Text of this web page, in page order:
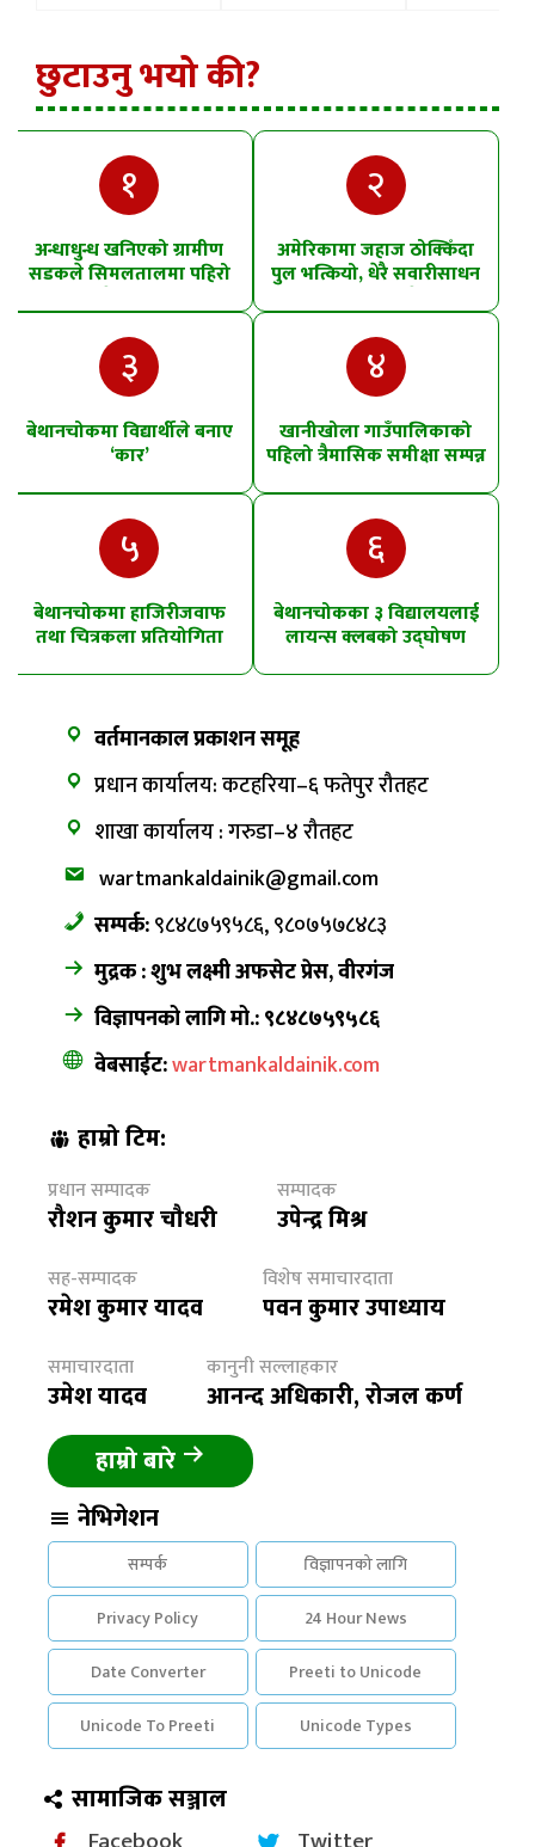
छुटाउनु भयो की?
१
अन्धाधुन्ध खनिएको ग्रामीण
सडकले सिमलतालमा पहिरो
२
अमेरिकामा जहाज ठोक्किँदा
पुल भत्कियो, धेरै सवारीसाधन
३
बेथानचोकमा विद्यार्थीले बनाए
‘कार’
४
खानीखोला गाउँपालिकाको
पहिलो त्रैमासिक समीक्षा सम्पन्न
५
बेथानचोकमा हाजिरीजवाफ
तथा चित्रकला प्रतियोगिता
६
बेथानचोकका ३ विद्यालयलाई
लायन्स क्लबको उद्घोषण
वर्तमानकाल प्रकाशन समूह
प्रधान कार्यालय: कटहरिया–६ फतेपुर रौतहट
शाखा कार्यालय : गरुडा–४ रौतहट
wartmankaldainik@gmail.com
सम्पर्क:९८४८७५९५८६, ९८०७५७८४८३
मुद्रक : शुभ लक्ष्मी अफसेट प्रेस, वीरगंज
विज्ञापनको लागि मो.: ९८४८७५९५८६
वेबसाईट:wartmankaldainik.com
हाम्रो टिम:
प्रधान सम्पादक
रौशन कुमार चौधरी
सम्पादक
उपेन्द्र मिश्र
सह-सम्पादक
रमेश कुमार यादव
विशेष समाचारदाता
पवन कुमार उपाध्याय
समाचारदाता
उमेश यादव
कानुनी सल्लाहकार
आनन्द अधिकारी, रोजल कर्ण
हाम्रो बारे
नेभिगेशन
सम्पर्क
विज्ञापनको लागि
Privacy Policy
24 Hour News
Date Converter
Preeti to Unicode
Unicode To Preeti
Unicode Types
सामाजिक सञ्जाल